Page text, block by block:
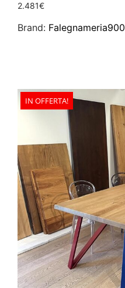
2.481€
Brand: Falegnameria900
più
varianti.
possono
essere
scelte
nella
pagina
del
prodotto
IN OFFERTA!